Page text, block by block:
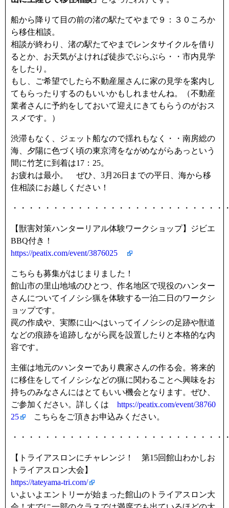
船から降りて目の前の渚の駅たてやまで９：３０ころか
ら移住相談。
相談が終わり、渚の駅たてやまでレンタサイクルを借り
るとか、お天気がよければ徒歩でぶらぶら・・市内見学
をしたり。
もし、ご希望でしたら不動産屋さんに家の見学を案内し
てもらったりするのもいいかもしれませんね。（不動産
業者さんに予約をしておいて迎えにきてもらうのがおス
スメです。）
渋滞もなく、ジェット船なので揺れもなく・・南房総の
海、夕陽に色づく頃の東京湾をながめながらあっという
間に竹芝に到着は17：25。
お疲れは最小。 ぜひ、3月26日までの平日、海から移
住相談にお越しください！
・・・・・・・・・・・・・・・・・・・・・・・・・・
【獣害対策ハンターリアル体験ワークショップ】ジビエ
BBQ付き！
https://peatix.com/event/3876025
こちらも募集がはじまりました！
館山市の里山地域のひとつ、作名地区で現役のハンター
さんについてイノシシ猟を体験する一泊二日のワークシ
ョップです。
罠の作成や、実際に山へはいってイノシシの足跡や獣道
などの痕跡を追跡しながら罠を設置したりと本格的な内
容です。
主催は地元のハンターであり農家さんの作る会。将来的
に移住をしてイノシシなどの猟に関わることへ興味をお
持ちのみなさんにはとてもいい機会となります。ぜひ、
ご参加ください。詳しくは https://peatix.com/event/38760
25
こちらをご頂きお申込みください。
・・・・・・・・・・・・・・・・・・・・・・・・・・
【トライアスロンにチャレンジ！ 第15回館山わかしお
トライアスロン大会】
https://tateyama-tri.com/
いよいよエントリーが始まった館山のトライアスロン大